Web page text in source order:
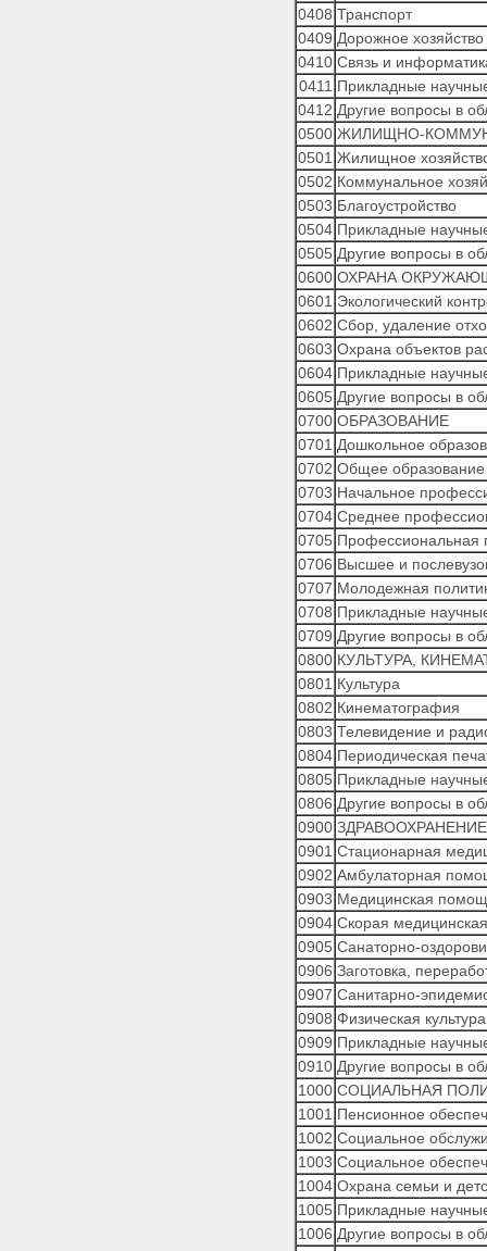
0408 Транспорт
0409 Дорожное хозяйство
0410 Связь и
0411 Прикладные
0412 Другие вопросы в
0500 ЖИЛИЩНО-
0501 Жилищное
0502 Коммунальное
0503 Благоустройство
0504 Прикладные
0505 Другие вопросы в
0600 ОХРАНА
0601 Экологический
0602 Сбор, удаление
0603 Охрана объектов
0604 Прикладные
0605 Другие вопросы в
0700 ОБРАЗОВАНИЕ
0701 Дошкольное
0702 Общее образование
0703 Начальное
0704 Среднее
0705 Профессиональная
0706 Высшее и
0707 Молодежная
0708 Прикладные
0709 Другие вопросы в
0800 КУЛЬТУРА,
0801 Культура
0802 Кинематография
0803 Телевидение и
0804 Периодическая
0805 Прикладные
0806 Другие вопросы в
0900
0901 Стационарная
0902 Амбулаторная
0903 Медицинская
0904 Скорая
0905 Санаторно-
0906 Заготовка,
0907 Санитарно-
0908 Физическая
0909 Прикладные
0910 Другие вопросы в
1000 СОЦИАЛЬНАЯ
1001 Пенсионное
1002 Социальное
1003 Социальное
1004 Охрана семьи и
1005 Прикладные
1006 Другие вопросы в